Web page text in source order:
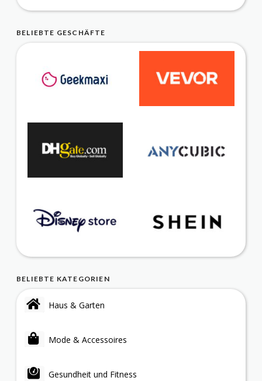
BELIEBTE GESCHÄFTE
BELIEBTE KATEGORIEN
Haus & Garten
Mode & Accessoires
Gesundheit und Fitness